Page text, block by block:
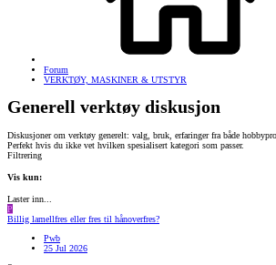
Forum
VERKTØY, MASKINER & UTSTYR
Generell verktøy diskusjon
Diskusjoner om verktøy generelt: valg, bruk, erfaringer fra både
Perfekt hvis du ikke vet hvilken spesialisert kategori som passer.
Filtrering
Vis kun:
Laster inn...
P
Billig lamellfres eller fres til hånoverfres?
Pwb
25 Jul 2026